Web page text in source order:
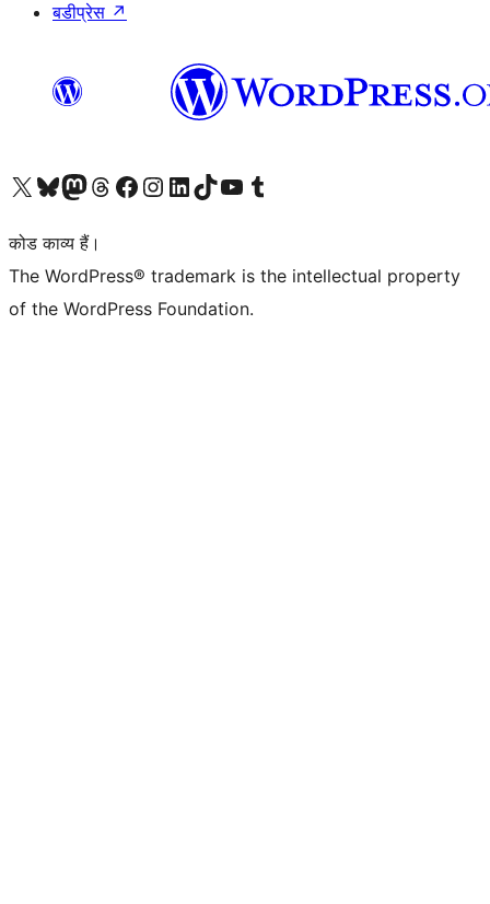
बडीप्रेस ↗
Visit our X (formerly Twitter) account
हमारे बलुस्की खाते पर जाएँVisit our Mastodon account
हमारे थ्रेड्स अकाउंट पर जाएंहमारे फेसबुक पेज पर जाएँहमारे इंस्टाग्राम अकाउंट पर जाएंहमारे लिंक्डइन खाते पर जाएँहमारे टिकटॉक खाते पर जाएँहमारे यूट्यूब चैनल पर जाएंहमारे Tumblr खाते पर जाएँ
कोड काव्य हैं।
The WordPress® trademark is the intellectual property
of the WordPress Foundation.